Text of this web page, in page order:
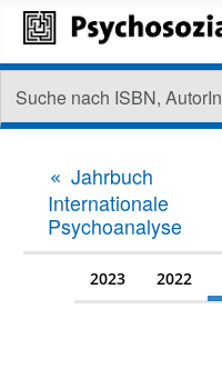
Jahrbuch
Internationale
Psychoanalyse
2023 2022